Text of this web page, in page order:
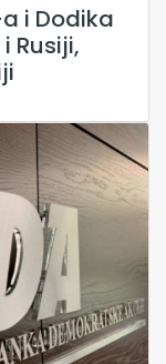
i Dodika
Rusiji,